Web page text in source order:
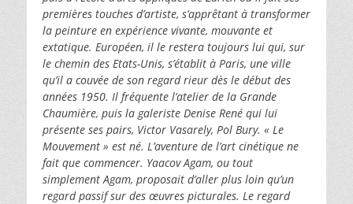
premières touches d’artiste, s’apprêtant à transformer
la peinture en expérience vivante, mouvante et
extatique. Européen, il le restera toujours lui qui, sur
le chemin des Etats-Unis, s’établit à Paris, une ville
qu’il a couvée de son regard rieur dès le début des
années 1950. Il fréquente l’atelier de la Grande
Chaumière, puis la galeriste Denise René qui lui
présente ses pairs, Victor Vasarely, Pol Bury. « Le
Mouvement » est né. L’aventure de l’art cinétique ne
fait que commencer. Yaacov Agam, ou tout
simplement Agam, proposait d’aller plus loin qu’un
regard passif sur des œuvres picturales. Le regard